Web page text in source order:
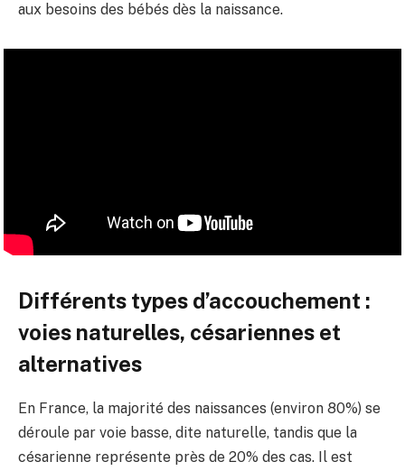
aux besoins des bébés dès la naissance.
Différents types d’accouchement :
voies naturelles, césariennes et
alternatives
En France, la majorité des naissances (environ 80%) se
déroule par voie basse, dite naturelle, tandis que la
césarienne représente près de 20% des cas. Il est